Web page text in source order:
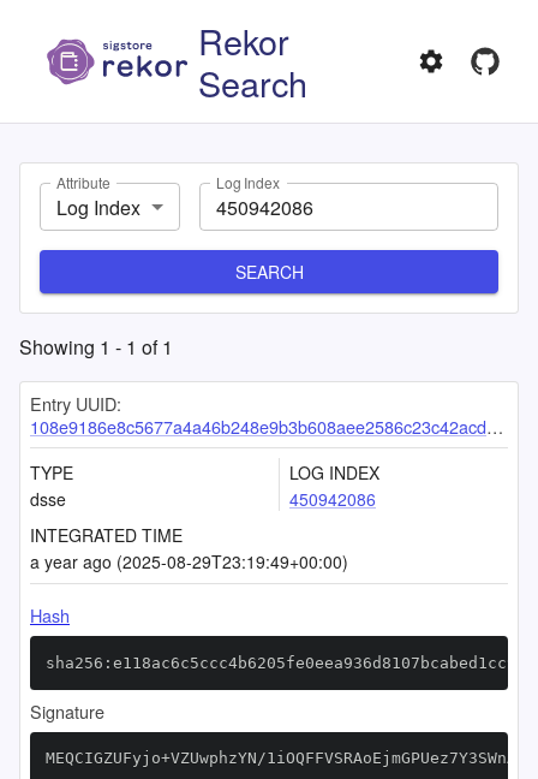
Rekor
Search
Attribute
Log Index
Log Index
SEARCH
Showing 1 - 1 of1
Entry UUID:
108e9186e8c5677a4a46b248e9b3b608aee2586c23c42acd53ab043019d8b72d5d88562ddd47a77b
TYPE
dsse
LOG INDEX
450942086
INTEGRATED TIME
a year ago (2025-08-29T23:19:49+00:00)
Hash
Signature
MEQCIGZUFyjo+VZUwphzYN/